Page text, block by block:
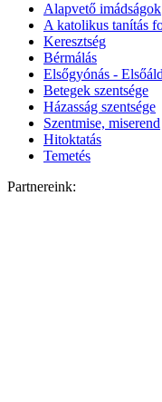
Alapvető imádságok
A katolikus tanítás
Keresztség
Bérmálás
Elsőgyónás -
Betegek szentsége
Házasság szentsége
Szentmise, miserend
Hitoktatás
Temetés
Partnereink: